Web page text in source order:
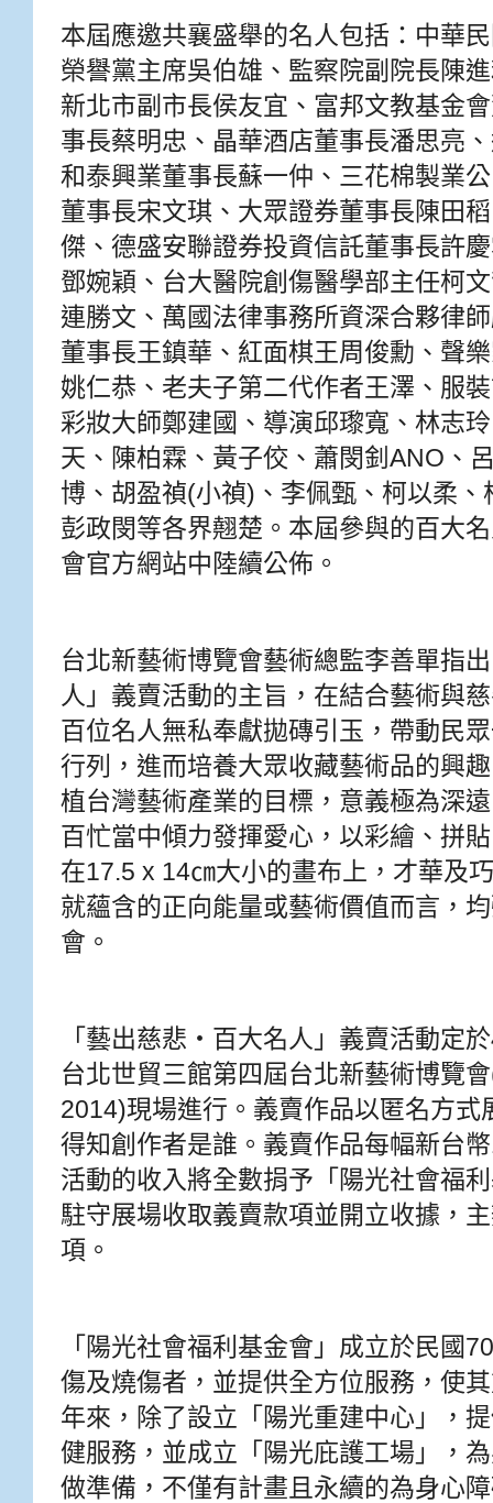
本屆應邀共襄盛舉的名人包括：中華
榮譽黨主席吳伯雄、監察院副院長陳
新北市副市長侯友宜、富邦文教基金
事長蔡明忠、晶華酒店董事長潘思亮
和泰興業董事長蘇一仲、三花棉製業
董事長宋文琪、大眾證券董事長陳田
傑、德盛安聯證券投資信託董事長許
鄧婉穎、台大醫院創傷醫學部主任柯
連勝文、萬國法律事務所資深合夥律
董事長王鎮華、紅面棋王周俊勳、聲
姚仁恭、老夫子第二代作者王澤、服
彩妝大師鄭建國、導演邱瓈寬、林志
天、陳柏霖、黃子佼、蕭閔釗ANO、
博、胡盈禎(小禎)、李佩甄、柯以柔
彭政閔等各界翹楚。本屆參與的百大
會官方網站中陸續公佈。
台北新藝術博覽會藝術總監李善單指
人」義賣活動的主旨，在結合藝術與
百位名人無私奉獻拋磚引玉，帶動民
行列，進而培養大眾收藏藝術品的興
植台灣藝術產業的目標，意義極為深
百忙當中傾力發揮愛心，以彩繪、拼
在17.5 x 14㎝大小的畫布上，才華及
就蘊含的正向能量或藝術價值而言，
會。
「藝出慈悲‧百大名人」義賣活動定
台北世貿三館第四屆台北新藝術博覽
2014)現場進行。義賣作品以匿名方
得知創作者是誰。義賣作品每幅新台
活動的收入將全數捐予「陽光社會福
駐守展場收取義賣款項並開立收據，
項。
「陽光社會福利基金會」成立於民國
傷及燒傷者，並提供全方位服務，使
年來，除了設立「陽光重建中心」，
健服務，並成立「陽光庇護工場」，
做準備，不僅有計畫且永續的為身心